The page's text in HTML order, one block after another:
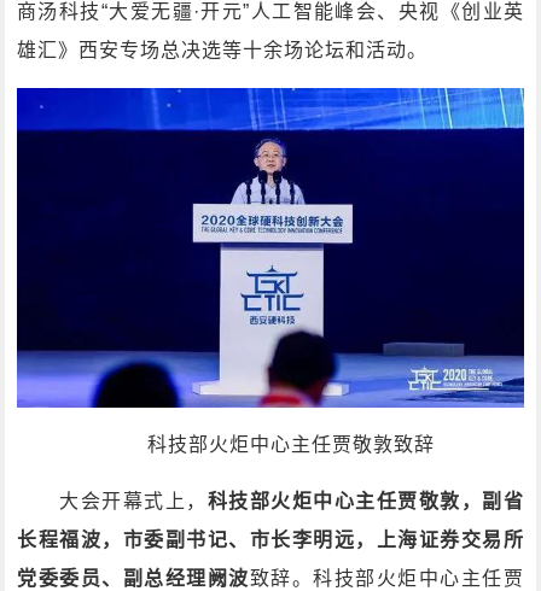
商汤科技“大爱无疆·开元”人工智能峰会、央视《创业英
雄汇》西安专场总决选等十余场论坛和活动。
科技部火炬中心主任贾敬敦致辞
大会开幕式上， 科技部火炬中心主任贾敬敦，副省
长程福波，市委副书记、市长李明远，上海证券交易所
党委委员、副总经理阙波致辞。科技部火炬中心主任贾